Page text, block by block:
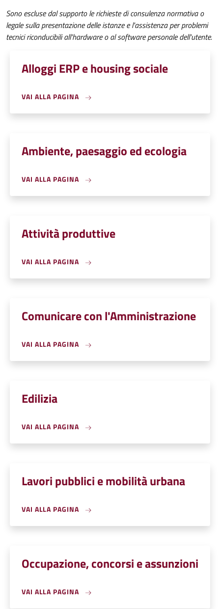
Sono escluse dal supporto le richieste di consulenza normativa o
legale sulla presentazione delle istanze e l'assistenza per problemi
tecnici riconducibili all'hardware o al software personale dell'utente.
Alloggi ERP e housing sociale
VAI ALLA PAGINA
Ambiente, paesaggio ed ecologia
VAI ALLA PAGINA
Attività produttive
VAI ALLA PAGINA
Comunicare con l'Amministrazione
VAI ALLA PAGINA
Edilizia
VAI ALLA PAGINA
Lavori pubblici e mobilità urbana
VAI ALLA PAGINA
Occupazione, concorsi e assunzioni
VAI ALLA PAGINA